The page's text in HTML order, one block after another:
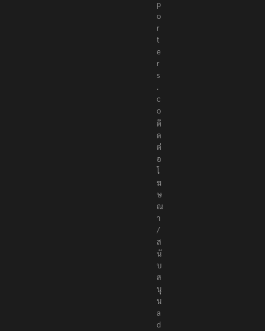
o
r
t
e
r
s
.
c
o
ติ
ด
ต่
อ
โ
ฆ
ษ
ณ
า
/
ส
นั
บ
ส
นุ
น
a
d
v